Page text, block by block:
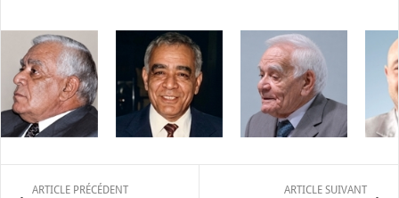
ARTICLE PRÉCÉDENT ARTICLE SUIVANT